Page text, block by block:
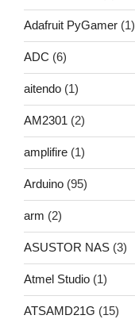
Adafruit PyGamer (1)
ADC (6)
aitendo (1)
AM2301 (2)
amplifire (1)
Arduino (95)
arm (2)
ASUSTOR NAS (3)
Atmel Studio (1)
ATSAMD21G (15)